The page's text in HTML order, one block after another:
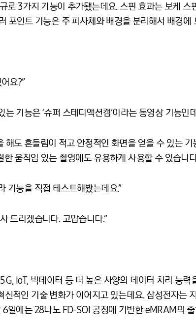
로 3가지 기능이 추가됐는데요. 스핀 효과는 보케
포인트 기능은 주 피사체와 배경을 분리해서 배경
요?”
기능은 ‘슈퍼 스테디액션캠’이라는 동영상 기능인
해도 흔들림이 적고 안정적인 화면을 얻을 수 있는 기
움직임 있는 촬영에도 유용하게 사용할 수 있습니
기능을 직접 테스트해봤는데요.”
드리겠습니다. 고맙습니다.”
IoT, 빅데이터 등 더 높은 사양의 데이터 처리 능
적인 기술 변화가 이어지고 있는데요. 삼성전자는
6일에는 28나노 FD-SOI 공정에 기반한 eMRAM의